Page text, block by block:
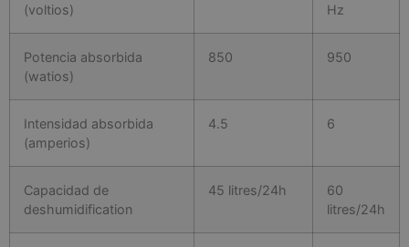
(voltios)
Hz
Potencia absorbida
(watios)
850 950
Intensidad absorbida
(amperios)
4.5 6
Capacidad de
deshumidification
45 litres/24h
60
litres/24h